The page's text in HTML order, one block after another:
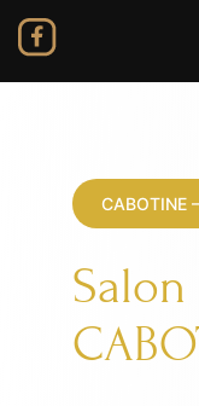
CABOTINE